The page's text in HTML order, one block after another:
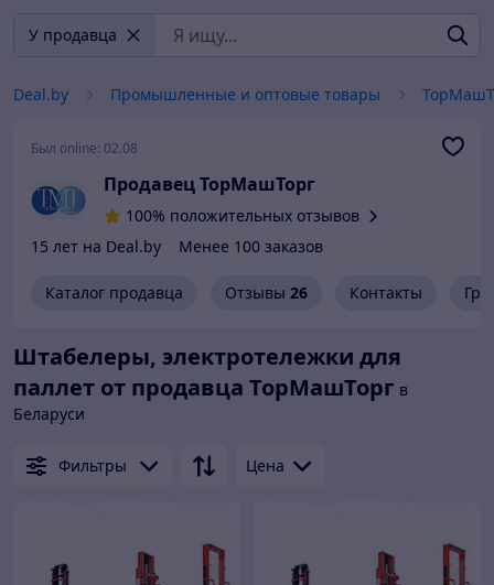
У продавца
Deal.by Промышленные и оптовые товары
Был online: 02.08
Продавец ТорМашТорг
100% положительных отзывов
15 лет на Deal.by
Менее 100 заказов
Каталог продавца Отзывы 26 Контакты
Штабелеры, электротележки для
паллет от продавца ТорМашТорг в
Беларуси
Фильтры Цена